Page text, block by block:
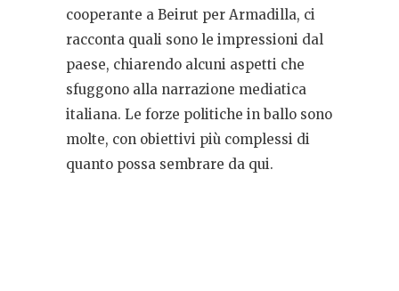
cooperante a Beirut per Armadilla, ci
racconta quali sono le impressioni dal
paese, chiarendo alcuni aspetti che
sfuggono alla narrazione mediatica
italiana. Le forze politiche in ballo sono
molte, con obiettivi più complessi di
quanto possa sembrare da qui.